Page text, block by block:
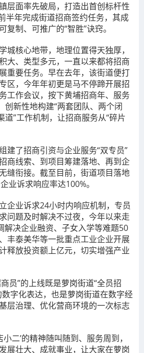
面率先破局，打造出首创标杆性
半年完成街道招商签约任务，其成
制、可推广的“智胜”诀窍。
核心地带，地理位置得天独厚，
大、类型多元，一直以来都将招商
重要任务。早在去年，该街道便打
区，今年年初更是马不停蹄开展招
工作会议，按下黄埔招商年、服务
创新性地构建“两套团队、两个闭
”工作机制，让招商服务从“碎片
了招商引资与企业服务“双专员”
商线索、到项目筹建落地、再到企
缝衔接。截至目前，街道项目落地
业诉求响应率达100%。
业诉求24小时内响应机制，专员
问题及时解决不过夜，今年以来走
解决企业融资、子女入学等难题50
丰泰美华等一批重点工业企业开展
释放投资额上亿元，切实增强产业
”的上线既是萝岗街道“全员招
字化表达，也是萝岗街道在数字经
层治理、优化营商环境的一次标志
二’的精神随叫随到、服务周到，
展壮大、成就事业，让大家在萝岗